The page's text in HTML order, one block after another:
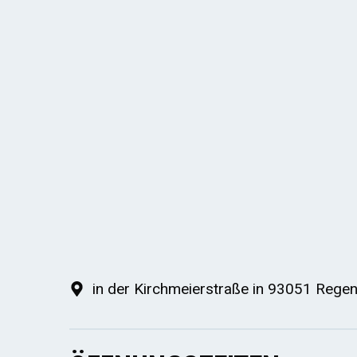
in der Kirchmeierstraße in 93051